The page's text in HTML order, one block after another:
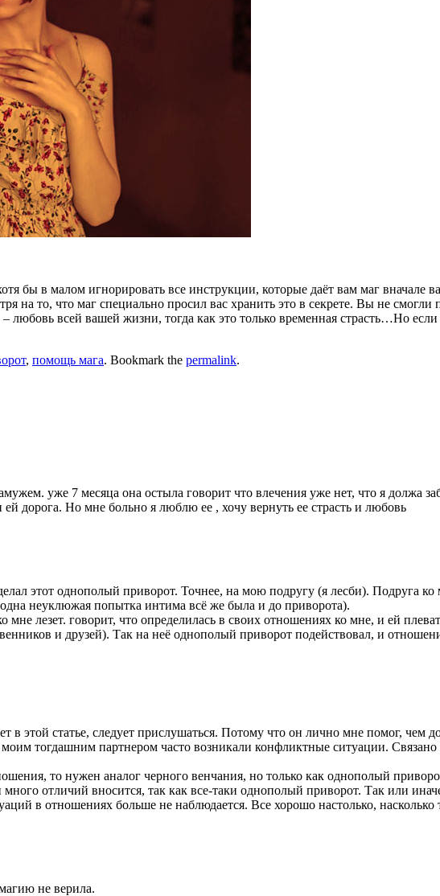
бы в малом игнорировать все инструкции, которые даёт вам маг вначале
на то, что маг специально просил вас хранить это в секрете. Вы не смогли
любовь всей вашей жизни, тогда как это только временная страсть…Но
, помощь мага. Bookmark the permalink.
уже 7 месяца она остыла говорит что влечения уже нет, что я должа
ей дорога. Но мне больно я люблю ее , хочу вернуть ее страсть и любовь
этот однополый приворот. Точнее, на мою подругу (я лесби). Подруга ко
неуклюжая попытка интима всё же была и до приворота).
лезет. говорит, что определилась в своих отношениях ко мне, и ей
и друзей). Так на неё однополый приворот подействовал, и
этой статье, следует прислушаться. Потому что он лично мне помог, чем
тогдашним партнером часто возникали конфликтные ситуации. Связано
то нужен аналог черного венчания, но только как однополый
отличий вносится, так как все-таки однополый приворот. Так или
в отношениях больше не наблюдается. Все хорошо настолько, насколько
не верила.